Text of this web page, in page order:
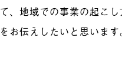
て、地域での事業の起こ
をお伝えしたいと思います